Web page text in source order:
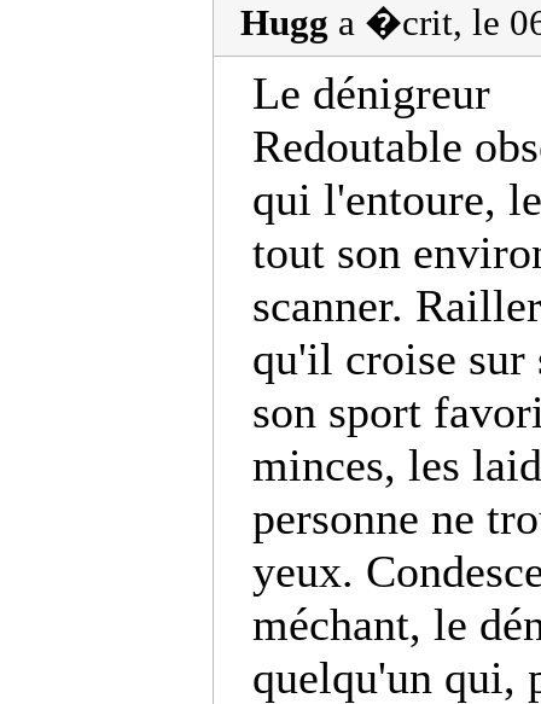
Hugg a �crit, le
Le dénigreur
Redoutable
qui l'entoure,
tout son
scanner.
qu'il croise sur
son sport
minces, les
personne ne
yeux.
méchant, le
quelqu'un qui,